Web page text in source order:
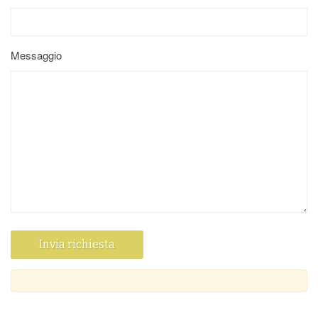
Messaggio